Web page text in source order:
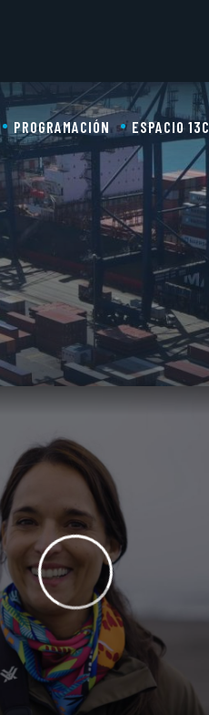
PROGRAMACIÓN ESPACIO 13C